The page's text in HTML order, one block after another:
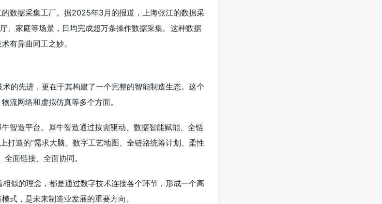
数据采集工厂。据2025年3月的报道，上海张江的数据采
、家庭等场景，日均完成超万条操作数据采集。这种数据
有异曲同工之妙。
的先进，更在于其构建了一个完整的智能制造生态。这个
流网络和虚拟仿真等多个方面。
智造平台。犀牛智造通过按需驱动、数据智能赋能、全链
打造的”需求大脑、数字工艺地图、全链路统筹计划、柔性
面链接、全面协同。
似的理念，都是通过数字技术连接各个环节，形成一个高
式，是未来制造业发展的重要方向。